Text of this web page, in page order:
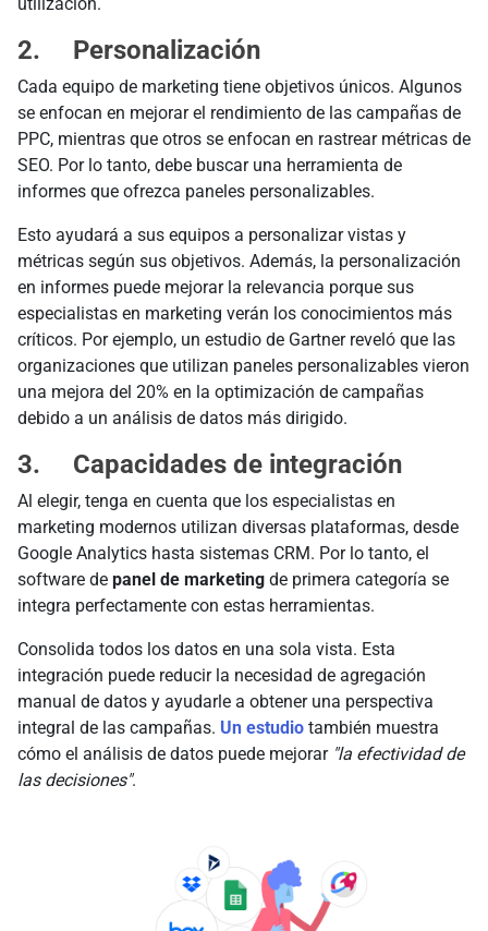
2. Personalización
Cada equipo de marketing tiene objetivos únicos. Algunos
se enfocan en mejorar el rendimiento de las campañas de
PPC, mientras que otros se enfocan en rastrear métricas de
SEO. Por lo tanto, debe buscar una herramienta de
informes que ofrezca paneles personalizables.
Esto ayudará a sus equipos a personalizar vistas y
métricas según sus objetivos. Además, la personalización
en informes puede mejorar la relevancia porque sus
especialistas en marketing verán los conocimientos más
críticos. Por ejemplo, un estudio de Gartner reveló que las
organizaciones que utilizan paneles personalizables vieron
una mejora del 20% en la optimización de campañas
debido a un análisis de datos más dirigido.
3. Capacidades de integración
Al elegir, tenga en cuenta que los especialistas en
marketing modernos utilizan diversas plataformas, desde
Google Analytics hasta sistemas CRM. Por lo tanto, el
software de panel de marketing de primera categoría se
integra perfectamente con estas herramientas.
Consolida todos los datos en una sola vista. Esta
integración puede reducir la necesidad de agregación
manual de datos y ayudarle a obtener una perspectiva
integral de las campañas. Un estudio también muestra
cómo el análisis de datos puede mejorar "la efectividad de
las decisiones".